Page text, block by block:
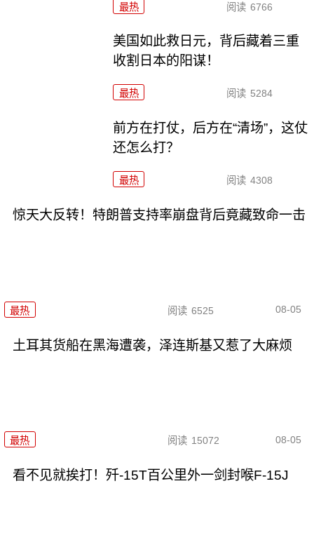
最热 阅读 6766
美国如此救日元，背后藏着三重
收割日本的阳谋！
最热 阅读 5284
前方在打仗，后方在“清场”，这仗
还怎么打？
最热 阅读 4308
惊天大反转！特朗普支持率崩盘背后竟藏致命一击
最热 阅读 6525 08-05
土耳其货船在黑海遭袭，泽连斯基又惹了大麻烦
最热 阅读 15072 08-05
看不见就挨打！歼-15T百公里外一剑封喉F-15J